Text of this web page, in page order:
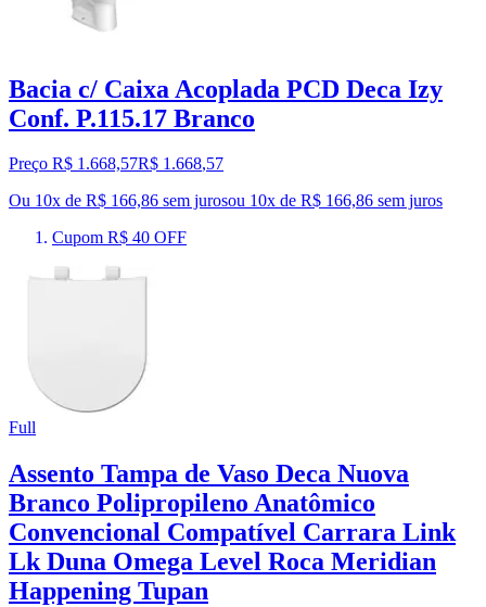
Bacia c/ Caixa Acoplada PCD Deca Izy
Conf. P.115.17 Branco
Preço R$ 1.668,57R$ 1.668,57
Ou 10x de R$ 166,86 sem jurosou 10x de R$ 166,86 sem juros
Cupom R$ 40 OFF
Full
Assento Tampa de Vaso Deca Nuova
Branco Polipropileno Anatômico
Convencional Compatível Carrara Link
Lk Duna Omega Level Roca Meridian
Happening Tupan